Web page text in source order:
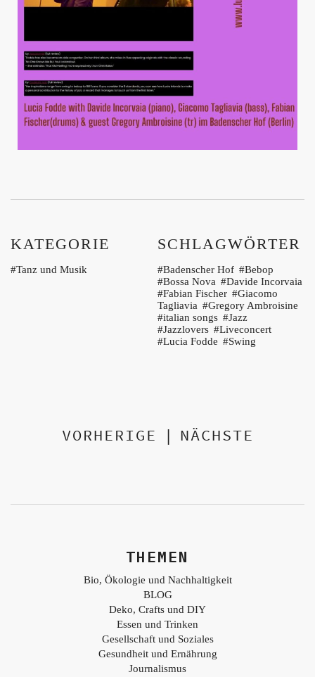
KATEGORIE
Tanz und Musik
SCHLAGWÖRTER
Badenscher Hof
Bebop
Bossa Nova
Davide Incorvaia
Fabian Fischer
Giacomo
Tagliavia
Gregory Ambroisine
italian songs
Jazz
Jazzlovers
Liveconcert
Lucia Fodde
Swing
VORHERIGE | NÄCHSTE
THEMEN
Bio, Ökologie und Nachhaltigkeit
BLOG
Deko, Crafts und DIY
Essen und Trinken
Gesellschaft und Soziales
Gesundheit und Ernährung
Journalismus